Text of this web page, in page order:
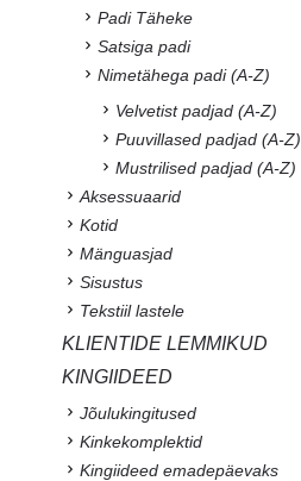
Padi Täheke
Satsiga padi
Nimetähega padi (A-Z)
Velvetist padjad (A-Z)
Puuvillased padjad (A-Z)
Mustrilised padjad (A-Z)
Aksessuaarid
Kotid
Mänguasjad
Sisustus
Tekstiil lastele
KLIENTIDE LEMMIKUD
KINGIIDEED
Jõulukingitused
Kinkekomplektid
Kingiideed emadepäevaks